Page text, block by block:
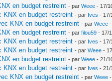
en budget restreint - parWeee - 17/
KNX en budget restreint - par Ives - 17/
KNX en budget restreint - parWeee
en budget restreint - parfilou59 - 17/
KNX en budget restreint - par Ives - 17/
KNX en budget restreint - parWeee -
en budget restreint - parWeee - 21/
KNX en budget restreint - par Ives - 21/
KNX en budget restreint - parWeee